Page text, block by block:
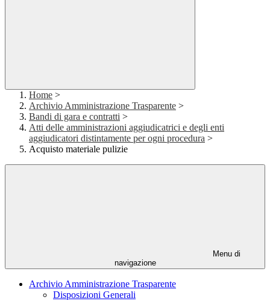
Home >
Archivio Amministrazione Trasparente >
Bandi di gara e contratti >
Atti delle amministrazioni aggiudicatrici e degli enti
aggiudicatori distintamente per ogni procedura >
Acquisto materiale pulizie
Menu di
navigazione
Archivio Amministrazione Trasparente
Disposizioni Generali